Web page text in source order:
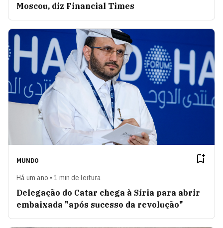
Moscou, diz Financial Times
MUNDO
Há um ano • 1 min de leitura
Delegação do Catar chega à Síria para abrir
embaixada "após sucesso da revolução"